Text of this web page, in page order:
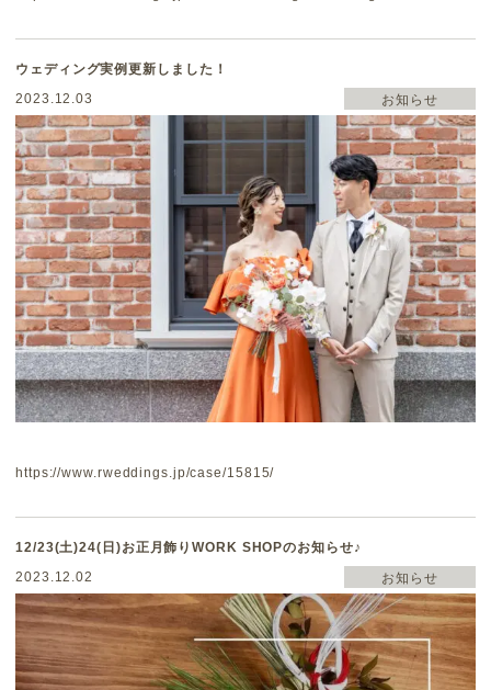
ウェディング実例更新しました！
2023.12.03
お知らせ
https://www.rweddings.jp/case/15815/
12/23(土)24(日)お正月飾りWORK SHOPのお知らせ♪
2023.12.02
お知らせ